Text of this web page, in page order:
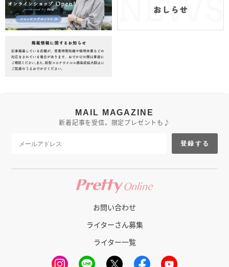
MAIL MAGAZINE
新着記事を受信。限定プレゼントも♪
登録する
お問い合わせ
ライターさん募集
ライター一覧